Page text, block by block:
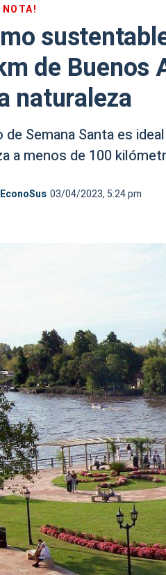
de Buenos
naturaleza
de Semana Santa es
a menos de 100
EconoSus 03/04/2023, 5:24 pm